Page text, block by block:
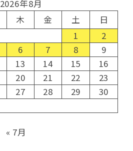
2026年8月
木 金 土
日
1
2
6 7 8
9
13 14 15
16
20 21 22
23
27 28 29
30
« 7月